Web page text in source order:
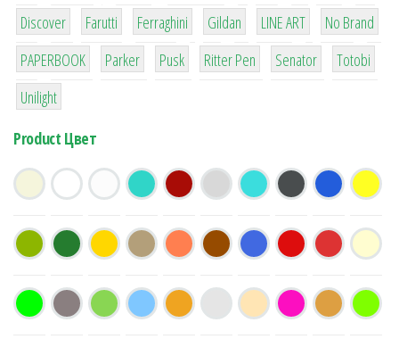
64
Discover
299
Farutti
4
Ferraghini
42
Gildan
4
LINE ART
90
No Brand
8
PAPERBOOK
6
Parker
2
Pusk
22
Ritter Pen
15
Senator
43
Totobi
1
Unilight
Product Цвет